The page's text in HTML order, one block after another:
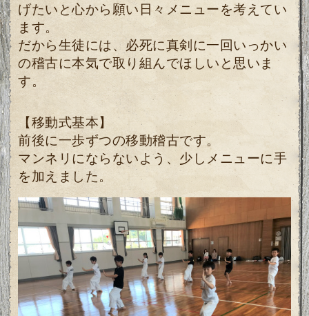
げたいと心から願い日々メニューを考えてい
ます。
だから生徒には、必死に真剣に一回いっかい
の稽古に本気で取り組んでほしいと思いま
す。
【移動式基本】
前後に一歩ずつの移動稽古です。
マンネリにならないよう、少しメニューに手
を加えました。